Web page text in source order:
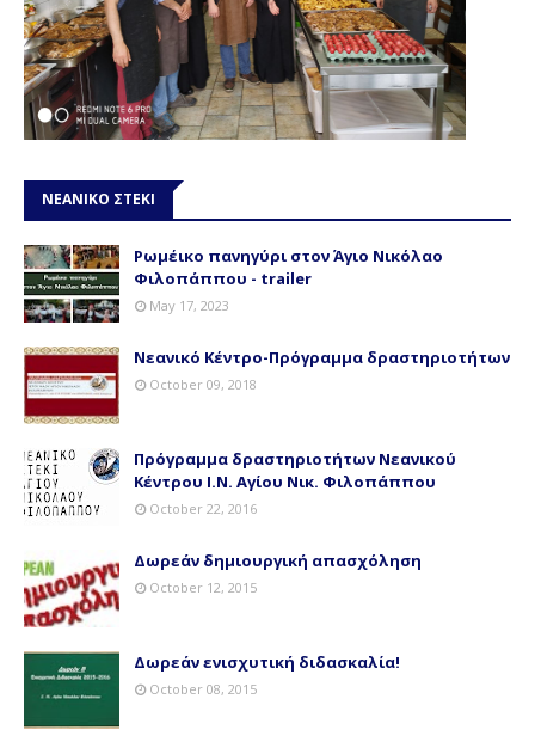
ΝΕΑΝΙΚΟ ΣΤΕΚΙ
Ρωμέικο πανηγύρι στον Άγιο Νικόλαο
Φιλοπάππου - trailer
May 17, 2023
Νεανικό Κέντρο-Πρόγραμμα δραστηριοτήτων
October 09, 2018
Πρόγραμμα δραστηριοτήτων Νεανικού
Κέντρου Ι.Ν. Αγίου Νικ. Φιλοπάππου
October 22, 2016
Δωρεάν δημιουργική απασχόληση
October 12, 2015
Δωρεάν ενισχυτική διδασκαλία!
October 08, 2015